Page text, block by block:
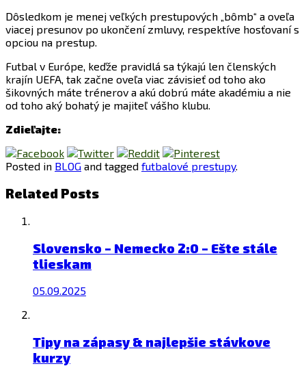
Dôsledkom je menej veľkých prestupových „bômb“ a oveľa
viacej presunov po ukončení zmluvy, respektíve hosťovaní s
opciou na prestup.
Futbal v Európe, keďže pravidlá sa týkajú len členských
krajín UEFA, tak začne oveľa viac závisieť od toho ako
šikovných máte trénerov a akú dobrú máte akadémiu a nie
od toho aký bohatý je majiteľ vášho klubu.
Zdieľajte:
Posted in BLOG and tagged futbalové prestupy.
Related Posts
Slovensko – Nemecko 2:0 – Ešte stále
tlieskam
05.09.2025
Tipy na zápasy & najlepšie stávkove
kurzy